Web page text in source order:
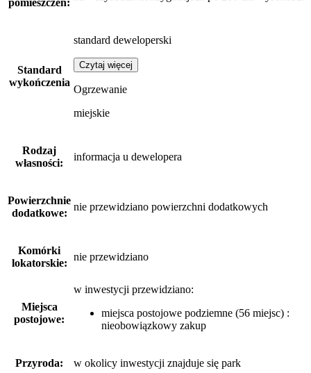
pomieszczeń:
Standard
wykończenia
standard deweloperski
Czytaj więcej
Ogrzewanie
miejskie
Rodzaj
własności:
informacja u dewelopera
Powierzchnie
dodatkowe:
nie przewidziano powierzchni dodatkowych
Komórki
lokatorskie:
nie przewidziano
Miejsca
postojowe:
w inwestycji przewidziano:
miejsca postojowe podziemne (56 miejsc) :
nieobowiązkowy zakup
Przyroda: w okolicy inwestycji znajduje się park